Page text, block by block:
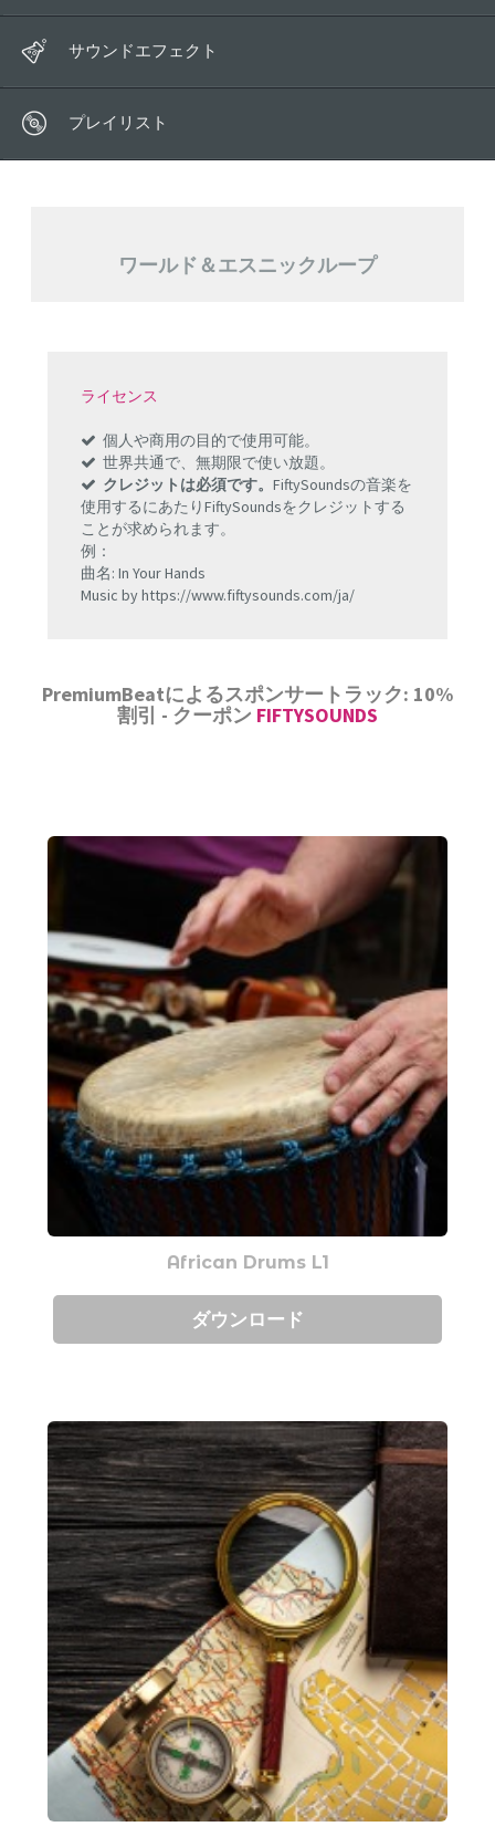
ワールド
マジカル
リラックス
サウンドエフェクト
プレイリスト
ワールド＆エスニックループ
ライセンス
個人や商用の目的で使用可能。
世界共通で、無期限で使い放題。
クレジットは必須です。 FiftySoundsの音楽を
使用するにあたりFiftySoundsをクレジットする
ことが求められます。
例：
曲名: In Your Hands
Music by https://www.fiftysounds.com/ja/
PremiumBeatによるスポンサートラック: 10%
割引 - クーポン FIFTYSOUNDS
African Drums L1
ダウンロード